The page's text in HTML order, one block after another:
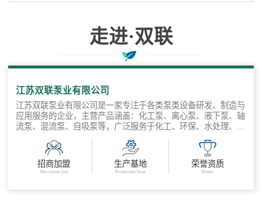
走进·双联
与您协作共赢
江苏双联泵业有限公司
江苏双联泵业有限公司是一家专注于各类泵类设备研发、制造与
应用服务的企业，主营产品涵盖：化工泵、离心泵、液下泵、轴
流泵、混流泵、自吸泵等，广泛服务于化工、环保、水处理、电
以品质为基础”，聚焦客户输送需求，提供标准产品 + 非标定制
+ 工程选型支持的全流程服务，打造从泵体设计到系统集成的多
场景流体输送解决方案。 公司产品可定制泵体材质（不锈钢、
便，工程选型支持，3D图纸/选型表提供，快速交货，售后保
招商加盟
Merchants join
生产基地
Production base
荣誉资质
Honor